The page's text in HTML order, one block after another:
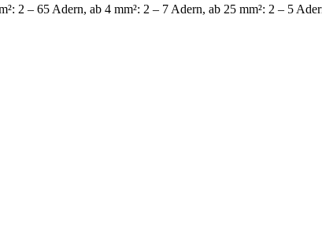
2 – 65 Adern, ab 4 mm²: 2 – 7 Adern, ab 25 mm²: 2 – 5